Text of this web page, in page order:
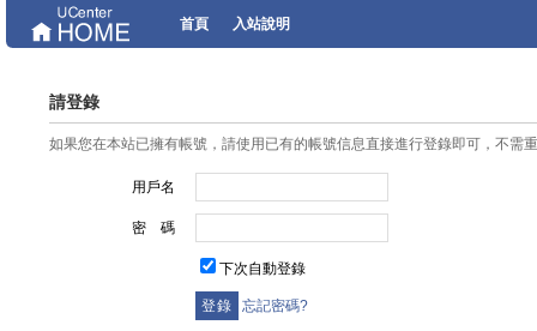
首頁 入站說明
請登錄
如果您在本站已擁有帳號，請使用已有的帳號信息直接進行登錄即可，不需
用戶名
密 碼
下次自動登錄
忘記密碼?